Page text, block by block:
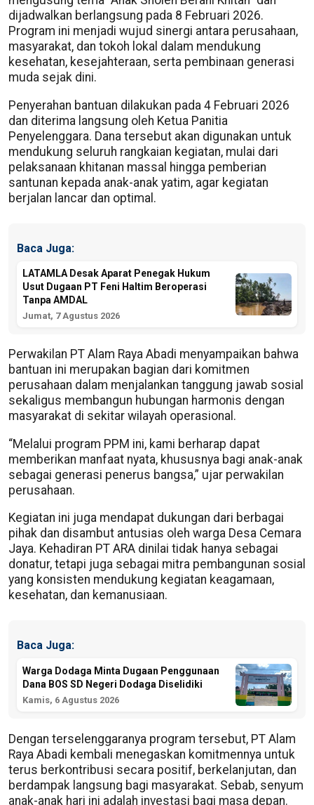
dijadwalkan berlangsung pada 8 Februari 2026.
Program ini menjadi wujud sinergi antara perusahaan,
masyarakat, dan tokoh lokal dalam mendukung
kesehatan, kesejahteraan, serta pembinaan generasi
muda sejak dini.
Penyerahan bantuan dilakukan pada 4 Februari 2026
dan diterima langsung oleh Ketua Panitia
Penyelenggara. Dana tersebut akan digunakan untuk
mendukung seluruh rangkaian kegiatan, mulai dari
pelaksanaan khitanan massal hingga pemberian
santunan kepada anak-anak yatim, agar kegiatan
berjalan lancar dan optimal.
Baca Juga:
LATAMLA Desak Aparat Penegak Hukum
Usut Dugaan PT Feni Haltim Beroperasi
Tanpa AMDAL
Jumat, 7 Agustus 2026
Perwakilan PT Alam Raya Abadi menyampaikan bahwa
bantuan ini merupakan bagian dari komitmen
perusahaan dalam menjalankan tanggung jawab sosial
sekaligus membangun hubungan harmonis dengan
masyarakat di sekitar wilayah operasional.
“Melalui program PPM ini, kami berharap dapat
memberikan manfaat nyata, khususnya bagi anak-anak
sebagai generasi penerus bangsa,” ujar perwakilan
perusahaan.
Kegiatan ini juga mendapat dukungan dari berbagai
pihak dan disambut antusias oleh warga Desa Cemara
Jaya. Kehadiran PT ARA dinilai tidak hanya sebagai
donatur, tetapi juga sebagai mitra pembangunan sosial
yang konsisten mendukung kegiatan keagamaan,
kesehatan, dan kemanusiaan.
Baca Juga:
Warga Dodaga Minta Dugaan Penggunaan
Dana BOS SD Negeri Dodaga Diselidiki
Kamis, 6 Agustus 2026
Dengan terselenggaranya program tersebut, PT Alam
Raya Abadi kembali menegaskan komitmennya untuk
terus berkontribusi secara positif, berkelanjutan, dan
berdampak langsung bagi masyarakat. Sebab, senyum
anak-anak hari ini adalah investasi bagi masa depan.